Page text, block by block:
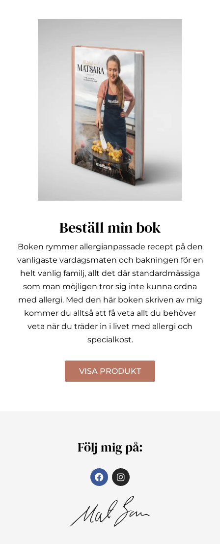
Beställ min bok
Boken rymmer allergianpassade recept på den
vanligaste vardagsmaten och bakningen för en
helt vanlig familj, allt det där standardmässiga
som man möjligen tror sig inte kunna ordna
med allergi. Med den här boken skriven av mig
kommer du alltså att få veta allt du behöver
veta när du träder in i livet med allergi och
specialkost.
VISA PRODUKT
Följ mig på: